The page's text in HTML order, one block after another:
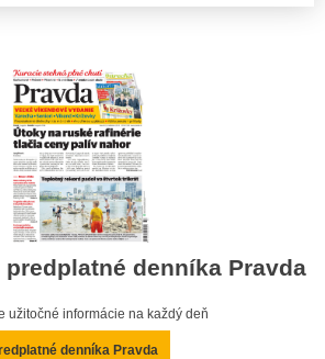
denníka Pravda
užitočné informácie na každý deň
denníka Pravda